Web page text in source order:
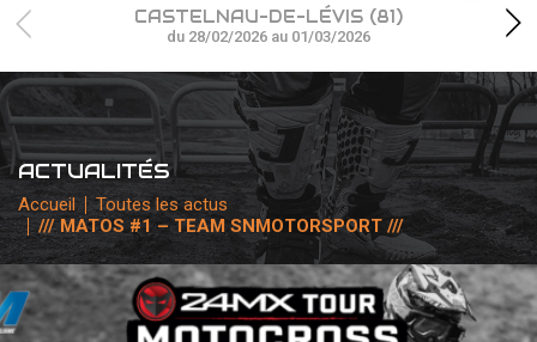
RÉSULTATS
PHOTOS / WEB TV
CHAMPIONNAT
PARTENAIRES
accéder à la billetterie
CASTELNAU-DE-LÉVIS (81)
du 28/02/2026 au 01/03/2026
ACTUALITÉS
Accueil
Toutes les actus
/// MATOS #1 – TEAM SNMOTORSPORT ///